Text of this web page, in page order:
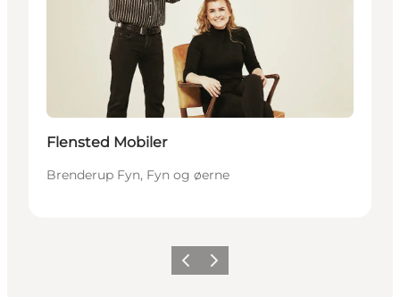
Flensted Mobiler
Brenderup Fyn, Fyn og øerne
ForrigeNæste